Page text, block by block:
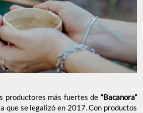
productores más fuertes de “Bacanora”
que se legalizó en 2017. Con productos